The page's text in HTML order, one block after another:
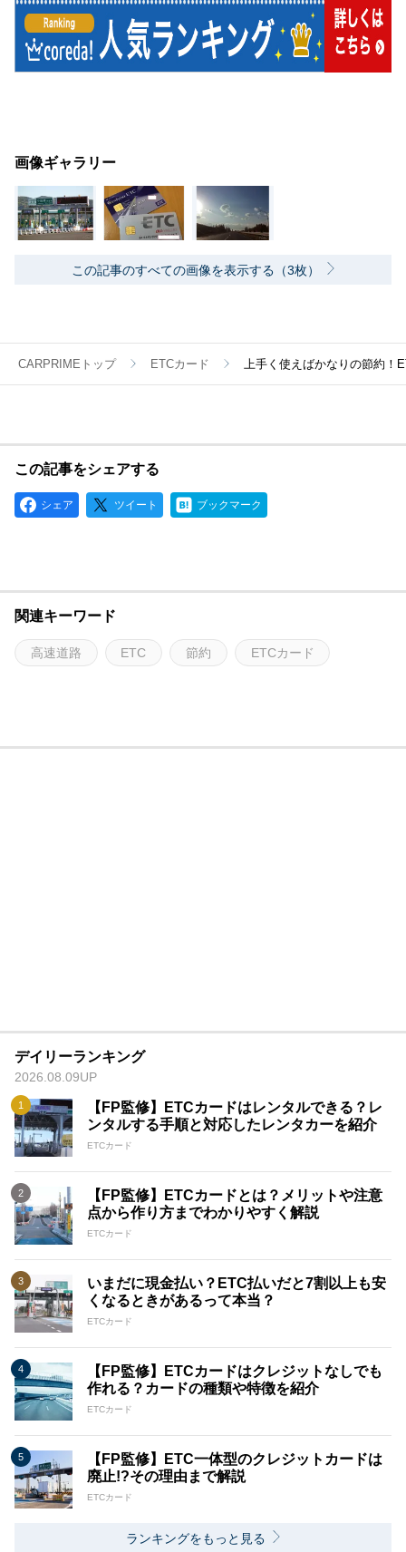
画像ギャラリー
この記事のすべての画像を表示する（3枚）
CARPRIMEトップ ETCカード 上手く使えばかなりの節約！
この記事をシェアする
シェア ツイート ブックマーク
関連キーワード
高速道路 ETC 節約 ETCカード
デイリーランキング
2026.08.09UP
【FP監修】ETCカードはレンタルできる？レ
ンタルする手順と対応したレンタカーを紹介
ETCカード
【FP監修】ETCカードとは？メリットや注意
点から作り方までわかりやすく解説
ETCカード
いまだに現金払い？ETC払いだと7割以上も安
くなるときがあるって本当？
ETCカード
【FP監修】ETCカードはクレジットなしでも
作れる？カードの種類や特徴を紹介
ETCカード
【FP監修】ETC一体型のクレジットカードは
廃止!?その理由まで解説
ETCカード
ランキングをもっと見る